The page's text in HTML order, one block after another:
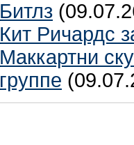
Битлз
Кит Ричардс
Маккартни
группе